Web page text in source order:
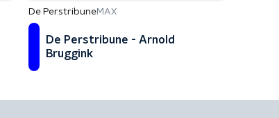
De PerstribuneMAX
De Perstribune - Arnold
Bruggink